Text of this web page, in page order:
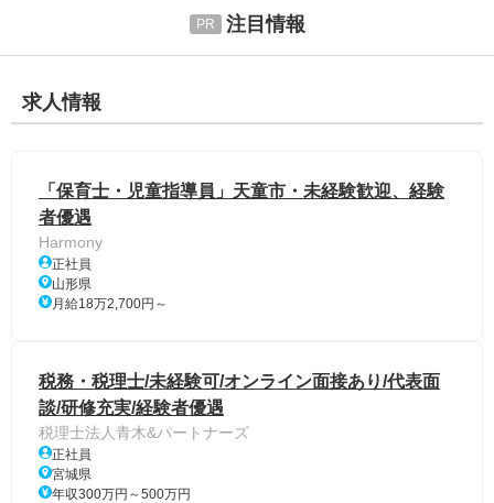
注目情報
求人情報
「保育士・児童指導員」天童市・未経験歓迎、経験
者優遇
Harmony
正社員
山形県
月給18万2,700円～
税務・税理士/未経験可/オンライン面接あり/代表面
談/研修充実/経験者優遇
税理士法人青木&パートナーズ
正社員
宮城県
年収300万円～500万円